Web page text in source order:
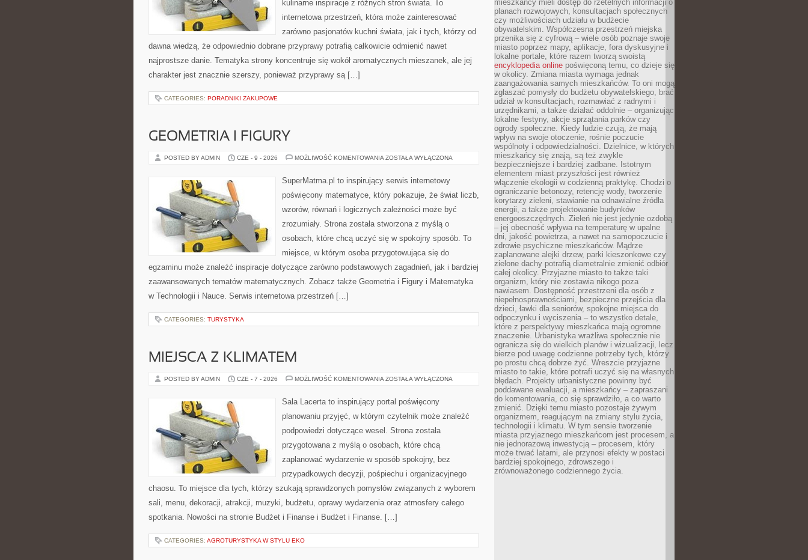
kulinarne inspiracje z różnych stron świata. To
internetowa przestrzeń, która może zainteresować
zarówno pasjonatów kuchni świata, jak i tych, którzy od
dawna wiedzą, że odpowiednio dobrane przyprawy potrafią całkowicie odmienić nawet
najprostsze danie. Tematyka strony koncentruje się wokół aromatycznych mieszanek, ale jej
charakter jest znacznie szerszy, ponieważ przyprawy są […]
CATEGORIES: PORADNIKI ZAKUPOWE
GEOMETRIA I FIGURY
POSTED BY ADMIN CZE - 9 - 2026 MOŻLIWOŚĆ KOMENTOWANIA GEOMETRIA
ZOSTAŁA WYŁĄCZONA
SuperMatma.pl to inspirujący serwis internetowy
poświęcony matematyce, który pokazuje, że świat liczb,
wzorów, równań i logicznych zależności może być
zrozumiały. Strona została stworzona z myślą o
osobach, które chcą uczyć się w spokojny sposób. To
miejsce, w którym osoba przygotowująca się do
egzaminu może znaleźć inspiracje dotyczące zarówno podstawowych zagadnień, jak i bardziej
zaawansowanych tematów matematycznych. Zobacz także Geometria i Figury i Matematyka
w Technologii i Nauce. Serwis internetowa przestrzeń […]
CATEGORIES: TURYSTYKA
MIEJSCA Z KLIMATEM
POSTED BY ADMIN CZE - 7 - 2026 MOŻLIWOŚĆ KOMENTOWANIA MIEJSCA
ZOSTAŁA WYŁĄCZONA
Sala Lacerta to inspirujący portal poświęcony
planowaniu przyjęć, w którym czytelnik może znaleźć
podpowiedzi dotyczące wesel. Strona została
przygotowana z myślą o osobach, które chcą
zaplanować wydarzenie w sposób spokojny, bez
przypadkowych decyzji, pośpiechu i organizacyjnego
chaosu. To miejsce dla tych, którzy szukają sprawdzonych pomysłów związanych z wyborem
sali, menu, dekoracji, atrakcji, muzyki, budżetu, oprawy wydarzenia oraz atmosfery całego
spotkania. Nowości na stronie Budżet i Finanse i Budżet i Finanse. […]
CATEGORIES: AGROTURYSTYKA W STYLU EKO
mieszkańcy mieli dostęp do rzetelnych informacji o
planach rozwojowych, konsultacjach społecznych
czy możliwościach udziału w budżecie
obywatelskim. Współczesna przestrzeń miejska
przenika się z cyfrową – wiele osób poznaje swoje
miasto poprzez mapy, aplikacje, fora dyskusyjne i
lokalne portale, które razem tworzą swoistą
encyklopedia online poświęconą temu, co dzieje się
w okolicy. Zmiana miasta wymaga jednak
zaangażowania samych mieszkańców. To oni mogą
zgłaszać pomysły do budżetu obywatelskiego, brać
udział w konsultacjach, rozmawiać z radnymi i
urzędnikami, a także działać oddolnie – organizując
lokalne festyny, akcje sprzątania parków czy
ogrody społeczne. Kiedy ludzie czują, że mają
wpływ na swoje otoczenie, rośnie poczucie
wspólnoty i odpowiedzialności. Dzielnice, w których
mieszkańcy się znają, są też zwykle
bezpieczniejsze i bardziej zadbane. Istotnym
elementem miast przyszłości jest również
włączenie ekologii w codzienną praktykę. Chodzi o
ograniczanie betonozy, retencję wody, tworzenie
korytarzy zieleni, stawianie na odnawialne źródła
energii, a także projektowanie budynków
energooszczędnych. Zieleń nie jest jedynie ozdobą
– jej obecność wpływa na temperaturę w upalne
dni, jakość powietrza, a nawet na samopoczucie i
zdrowie psychiczne mieszkańców. Mądrze
zaplanowane alejki drzew, parki kieszonkowe czy
zielone dachy potrafią diametralnie zmienić odbiór
całej okolicy. Przyjazne miasto to także taki
organizm, który nie zostawia nikogo poza
nawiasem. Dostępność przestrzeni dla osób z
niepełnosprawnościami, bezpieczne przejścia dla
dzieci, ławki dla seniorów, spokojne miejsca do
odpoczynku i wyciszenia – to wszystko detale,
które z perspektywy mieszkańca mają ogromne
znaczenie. Urbanistyka wrażliwa społecznie nie
ogranicza się do wielkich planów i wizualizacji, lecz
bierze pod uwagę codzienne potrzeby tych, którzy
po prostu chcą dobrze żyć. Wreszcie przyjazne
miasto to takie, które potrafi uczyć się na własnych
błędach. Projekty urbanistyczne powinny być
poddawane ewaluacji, a mieszkańcy – zapraszani
do komentowania, co się sprawdziło, a co warto
zmienić. Dzięki temu miasto pozostaje żywym
organizmem, reagującym na zmiany stylu życia,
technologii i klimatu. W tym sensie tworzenie
miasta przyjaznego mieszkańcom jest procesem, a
nie jednorazową inwestycją – procesem, który
może trwać latami, ale przynosi efekty w postaci
bardziej spokojnego, zdrowszego i
zrównoważonego codziennego życia.